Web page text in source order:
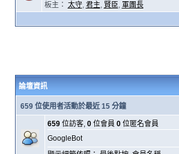
板主： 太守, 君主, 賢臣, 軍團長
論壇資訊
659 位使用者活動於最近 15 分鐘
659位訪客, 0位會員 0位匿名會員
GoogleBot